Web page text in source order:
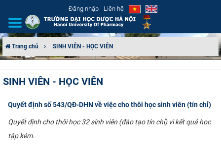
Đăng nhập Liên hệ
CƠ CẤU TỔ CHỨC
ĐÀO TẠO
Trang chủ SINH VIÊN - HỌC VIÊN
SINH VIÊN - HỌC VIÊN
Quyết định số 543/QĐ-DHN về việc cho thôi học sinh viên (tín chỉ)
Quyết định cho thôi học 32 sinh viên (đào tạo tín chỉ) vì kết quả học
tập kém.